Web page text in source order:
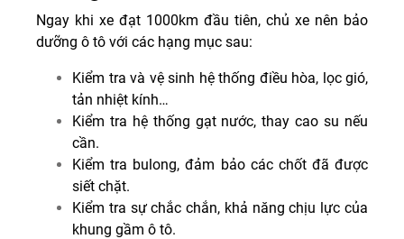
Ngay khi xe đạt 1000km đầu tiên, chủ xe nên bảo
dưỡng ô tô với các hạng mục sau:
Kiểm tra và vệ sinh hệ thống điều hòa, lọc gió,
tản nhiệt kính…
Kiểm tra hệ thống gạt nước, thay cao su nếu
cần.
Kiểm tra bulong, đảm bảo các chốt đã được
siết chặt.
Kiểm tra sự chắc chắn, khả năng chịu lực của
khung gầm ô tô.